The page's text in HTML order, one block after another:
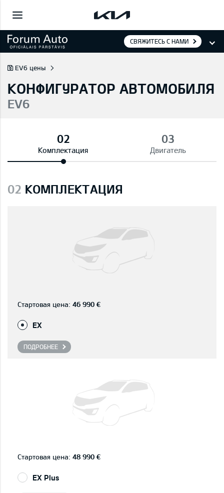
СВЯЖИТЕСЬ С НАМИ
EV6 цены
КОНФИГУРАТОР АВТОМОБИЛЯ
EV6
Комплектация Двигатель
02 КОМПЛЕКТАЦИЯ
Стартовая цена: 46 990 €
EX
ПОДРОБНЕЕ
Стартовая цена: 48 990 €
EX Plus